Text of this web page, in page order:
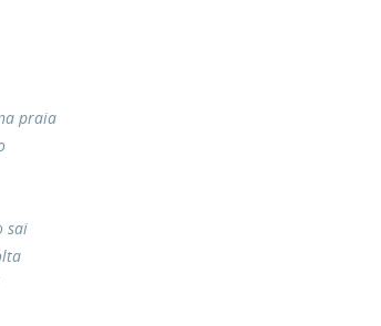
praia
sai